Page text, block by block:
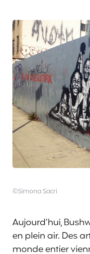
©Simona Sacri
Aujourd’hui,
en plein air. Des
monde entier